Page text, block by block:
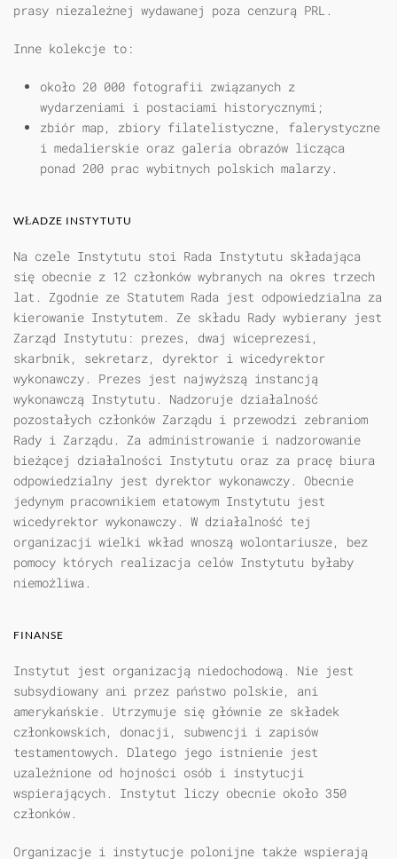
prasy niezależnej wydawanej poza cenzurą PRL.
Inne kolekcje to:
około 20 000 fotografii związanych z
wydarzeniami i postaciami historycznymi;
zbiór map, zbiory filatelistyczne, falerystyczne
i medalierskie oraz galeria obrazów licząca
ponad 200 prac wybitnych polskich malarzy.
WŁADZE INSTYTUTU
Na czele Instytutu stoi Rada Instytutu składająca
się obecnie z 12 członków wybranych na okres trzech
lat. Zgodnie ze Statutem Rada jest odpowiedzialna za
kierowanie Instytutem. Ze składu Rady wybierany jest
Zarząd Instytutu: prezes, dwaj wiceprezesi,
skarbnik, sekretarz, dyrektor i wicedyrektor
wykonawczy. Prezes jest najwyższą instancją
wykonawczą Instytutu. Nadzoruje działalność
pozostałych członków Zarządu i przewodzi zebraniom
Rady i Zarządu. Za administrowanie i nadzorowanie
bieżącej działalności Instytutu oraz za pracę biura
odpowiedzialny jest dyrektor wykonawczy. Obecnie
jedynym pracownikiem etatowym Instytutu jest
wicedyrektor wykonawczy. W działalność tej
organizacji wielki wkład wnoszą wolontariusze, bez
pomocy których realizacja celów Instytutu byłaby
niemożliwa.
FINANSE
Instytut jest organizacją niedochodową. Nie jest
subsydiowany ani przez państwo polskie, ani
amerykańskie. Utrzymuje się głównie ze składek
członkowskich, donacji, subwencji i zapisów
testamentowych. Dlatego jego istnienie jest
uzależnione od hojności osób i instytucji
wspierających. Instytut liczy obecnie około 350
członków.
Organizacje i instytucje polonijne także wspierają